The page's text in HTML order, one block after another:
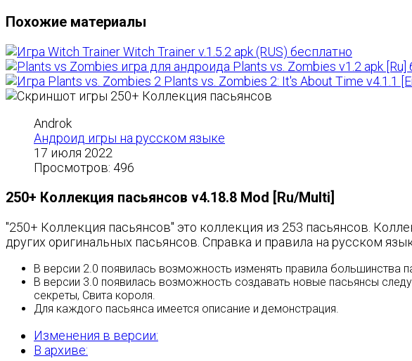
Похожие материалы
Witch Trainer v.1.5.2 apk (RUS) бесплатно
Plants vs. Zombies v1.2 apk [Ru]
Plants vs. Zombies 2: It's About Time v4.1.1
Androk
Андроид игры на русском языке
17 июля 2022
Просмотров: 496
250+ Коллекция пасьянсов v4.18.8 Mod [Ru/Multi]
"250+ Коллекция пасьянсов" это коллекция из 253 пасьянсов.
других оригинальных пасьянсов. Справка и правила на русском
В версии 2.0 появилась возможность изменять правила большинства
В версии 3.0 появилась возможность создавать новые пасьянсы
секреты, Свита короля.
Для каждого пасьянса имеется описание и демонстрация.
Изменения в версии:
В архиве: